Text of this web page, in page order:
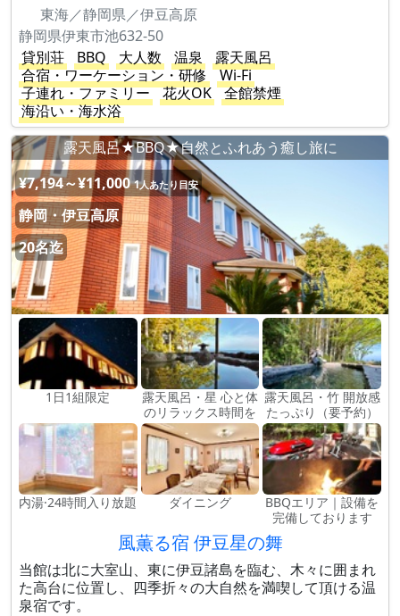
東海／静岡県／伊豆高原
静岡県伊東市池632-50
貸別荘
BBQ 大人数 温泉
露天風呂
合宿・ワーケーション・研修
Wi-Fi
子連れ・ファミリー
花火OK
全館禁煙
海沿い・海水浴
露天風呂★BBQ★自然とふれあう癒し旅に
¥7,194～¥11,000 1人あたり目安
静岡・伊豆高原
20名迄
1日1組限定
露天風呂・星 心と体
のリラックス時間を
露天風呂・竹 開放感
たっぷり（要予約）
内湯·24時間入り放題 ダイニング
BBQエリア｜設備を
完備しております
風薫る宿 伊豆星の舞
当館は北に大室山、東に伊豆諸島を臨む、木々に囲まれ
た高台に位置し、四季折々の大自然を満喫して頂ける温
泉宿です。